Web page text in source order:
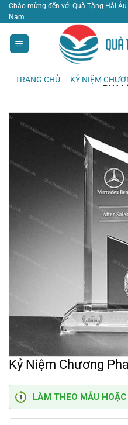
Bỏ
qua
nội
dung
Chào mừng đến với Quà Tặng Hải
Nam
TRANG CHỦ KỶ NIỆM
PHA
Kỷ Niệm Chương
LÀM THEO MẪU